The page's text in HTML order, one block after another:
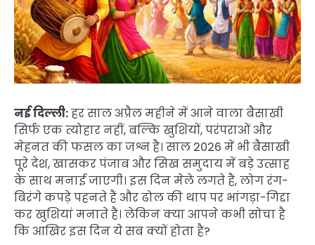
नई दिल्ली:हर साल अप्रैल महीने में आने वाला बैसाखी
सिर्फ एक त्योहार नहीं, बल्कि खुशियों, परंपराओं और
मेहनत की फसल का जश्न है। साल 2026 में भी बैसाखी
पूरे देश, खासकर पंजाब और सिख समुदाय में बड़े उत्साह
के साथ मनाई जाएगी। इस दिन मेले लगते हैं, लोग रंग-
बिरंगे कपड़े पहनते हैं और ढोल की थाप पर भांगड़ा-गिद्दा
कर खुशियां मनाते हैं। लेकिन क्या आपने कभी सोचा है
कि आखिर इस दिन ये सब क्यों होता है?